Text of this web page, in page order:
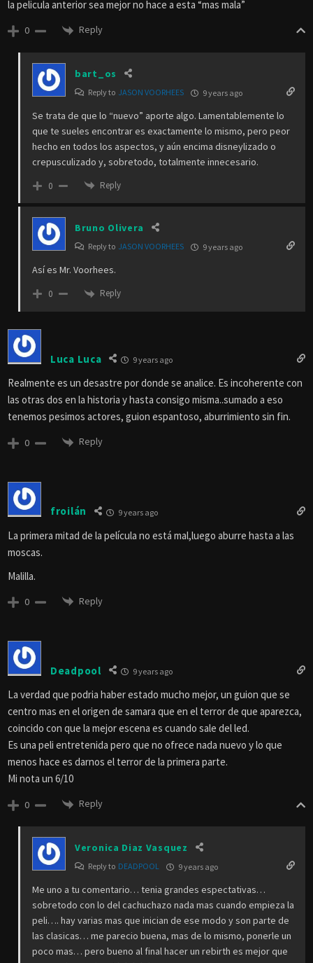
la pelicula anterior sea mejor no hace a esta “mas mala”
0 Reply
bart_os
Reply to JASON VOORHEES 9 years ago
Se trata de que lo “nuevo” aporte algo. Lamentablemente lo
que te sueles encontrar es exactamente lo mismo, pero peor
hecho en todos los aspectos, y aún encima disneylizado o
crepusculizado y, sobretodo, totalmente innecesario.
0 Reply
Bruno Olivera
Reply to JASON VOORHEES 9 years ago
Así es Mr. Voorhees.
0 Reply
Luca Luca 9 years ago
Realmente es un desastre por donde se analice. Es incoherente con
las otras dos en la historia y hasta consigo misma..sumado a eso
tenemos pesimos actores, guion espantoso, aburrimiento sin fin.
0 Reply
froilán 9 years ago
La primera mitad de la película no está mal,luego aburre hasta a las
moscas.
Malilla.
0 Reply
Deadpool 9 years ago
La verdad que podria haber estado mucho mejor, un guion que se
centro mas en el origen de samara que en el terror de que aparezca,
coincido con que la mejor escena es cuando sale del led.
Es una peli entretenida pero que no ofrece nada nuevo y lo que
menos hace es darnos el terror de la primera parte.
Mi nota un 6/10
0 Reply
Veronica Diaz Vasquez
Reply to DEADPOOL 9 years ago
Me uno a tu comentario… tenia grandes espectativas…
sobretodo con lo del cachuchazo nada mas cuando empieza la
peli…. hay varias mas que inician de ese modo y son parte de
las clasicas… me parecio buena, mas de lo mismo, ponerle un
poco mas… pero bueno al final hacer un rebirth es mejor que